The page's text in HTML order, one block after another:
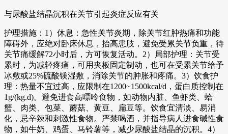
与尿酸盐结晶沉积在关节引起炎症反应有关
护理措施：1）休息：急性关节炎期，除关节红肿热痛和功能
障碍外，应绝对卧床休息，抬高患肢，避免受累关节负重，待
关节痛缓解72小时后，方可恢复活动。2）局部护理：关节受
累时，为减轻疼痛，可用夹板固定制动，也可在受累关节给予
冰敷或25%硫酸镁湿敷，消除关节的肿胀和疼痛。3）饮食护
理：热量不宜过高，应限制在1200~1500kcal/d，蛋白质控制在
1g/(kg.d)。避免进食高嘌呤食物，如动物内脏、鱼虾类、蛤
蟹、肉类、包菜、蘑菇、黄豆、扁豆等。饮食宜清淡、易消
化，忌辛辣和刺激性食物。严禁喝酒，并指导病人进食碱性食
物，如牛奶、鸡蛋、马铃薯等，减少尿酸盐结晶的沉积。4）